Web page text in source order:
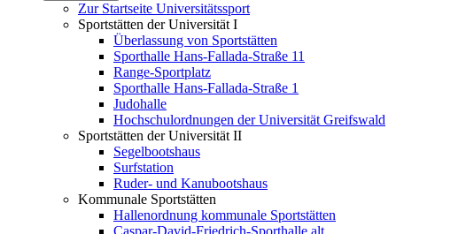
Zur Startseite Universitätssport
Sportstätten der Universität I
Überlassung von Sportstätten
Sporthalle Hans-Fallada-Straße 11
Range-Sportplatz
Sporthalle Hans-Fallada-Straße 1
Judohalle
Hochschulordnungen der Universität Greifswald
Sportstätten der Universität II
Segelbootshaus
Surfstation
Ruder- und Kanubootshaus
Kommunale Sportstätten
Hallenordnung kommunale Sportstätten
Caspar-David-Friedrich-Sporthalle alt